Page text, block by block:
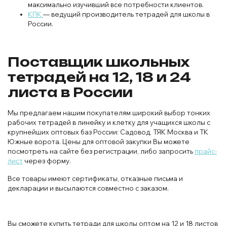
максимально изучивший все потребности клиентов.
КПК — ведущий производитель тетрадей для школы в
России.
Поставщик школьных
тетрадей на 12, 18 и 24
листа в России
Мы предлагаем нашим покупателям широкий выбор тонких
рабочих тетрадей в линейку и клетку для учащихся школы с
крупнейших оптовых баз России: Садовод, ТЯК Москва и ТК
Южные ворота. Цены для оптовой закупки Вы можете
посмотреть на сайте без регистрации, либо запросить прайс-
лист через форму.
Все товары имеют сертификаты, отказные письма и
декларации и высылаются совместно с заказом.
Вы сможете купить тетради для школы оптом на 12 и 18 листов